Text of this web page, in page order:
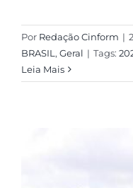
Por Redação Cinform |
BRASIL , Geral | Tags:
Leia Mais